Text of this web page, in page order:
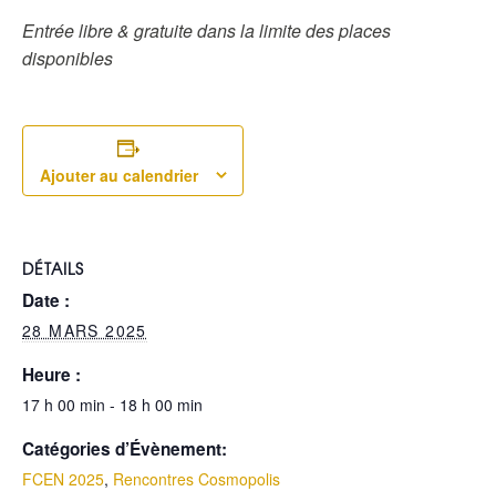
Entrée libre & gratuite dans la limite des places
disponibles
Ajouter au calendrier
DÉTAILS
Date :
28 MARS 2025
Heure :
17 h 00 min - 18 h 00 min
Catégories d’Évènement:
FCEN 2025, Rencontres Cosmopolis